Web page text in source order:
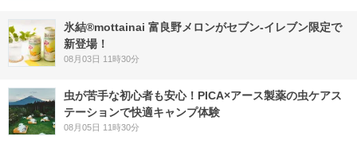
氷結®mottainai 富良野メロンがセブン‐イレブン限定で
新登場！
08月03日 11時30分
虫が苦手な初心者も安心！PICA×アース製薬の虫ケアス
テーションで快適キャンプ体験
08月05日 11時30分